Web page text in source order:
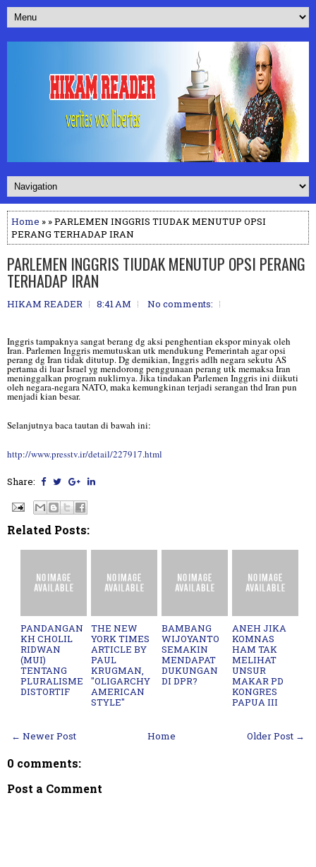
Home » » PARLEMEN INGGRIS TIUDAK MENUTUP OPSI
PERANG TERHADAP IRAN
PARLEMEN INGGRIS TIUDAK MENUTUP OPSI PERANG
TERHADAP IRAN
HIKAM READER 8:41 AM No comments:
Inggris tampaknya sangat berang dg aksi penghentian ekspor minyak oleh
Iran. Parlemen Inggris memutuskan utk mendukung Pemerintah agar opsi
perang dg Iran tidak ditutup. Dg demikian, Inggris adlh negara sekutu AS
pertama di luar Israel yg mendorong penggunaan perang utk memaksa Iran
meninggalkan program nuklirnya. Jika tindakan Parlemen Inggris ini diikuti
oleh negara-negara NATO, maka kemungkinan terjadi serangan thd Iran pun
menjadi kian besar.
Selanjutnya baca tautan di bawah ini:
http://www.presstv.ir/detail/227917.html
Share:
Related Posts:
PANDANGAN
KH CHOLIL
RIDWAN
(MUI)
TENTANG
PLURALISME
DISTORTIF
THE NEW
YORK TIMES
ARTICLE BY
PAUL
KRUGMAN,
"OLIGARCHY
AMERICAN
STYLE"
BAMBANG
WIJOYANTO
SEMAKIN
MENDAPAT
DUKUNGAN
DI DPR?
ANEH JIKA
KOMNAS
HAM TAK
MELIHAT
UNSUR
MAKAR PD
KONGRES
PAPUA III
← Newer Post Older Post →
Home
0 comments:
Post a Comment